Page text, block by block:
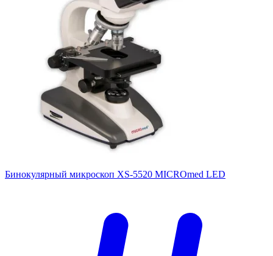
Бинокулярный микроскоп XS-5520 MICROmed LED